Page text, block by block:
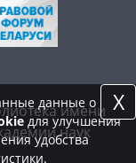
имени
наук
данные о
для улучшения
удобства
X